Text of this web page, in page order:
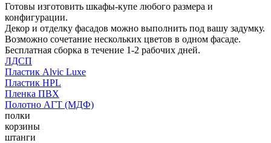
Готовы изготовить шкафы-купе любого размера и
конфигурации.
Декор и отделку фасадов можно выполнить под вашу задумку.
Возможно сочетание нескольких цветов в одном фасаде.
Бесплатная сборка в течение 1-2 рабочих дней.
ЛДСП
Пластик Alvic Luxe
Пластик HPL
Пленка ПВХ
Полотно АГТ (МДФ)
полки
корзины
штанги